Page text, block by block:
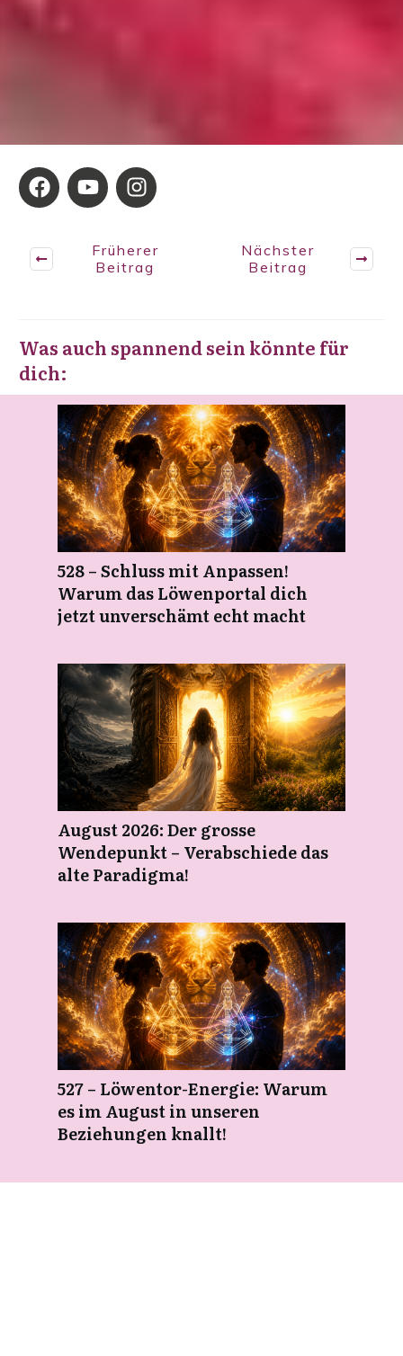
Früherer
Beitrag
Nächster
Beitrag
Was auch spannend sein könnte für
dich:
528 – Schluss mit Anpassen!
Warum das Löwenportal dich
jetzt unverschämt echt macht
August 2026: Der grosse
Wendepunkt – Verabschiede das
alte Paradigma!
527 – Löwentor-Energie: Warum
es im August in unseren
Beziehungen knallt!